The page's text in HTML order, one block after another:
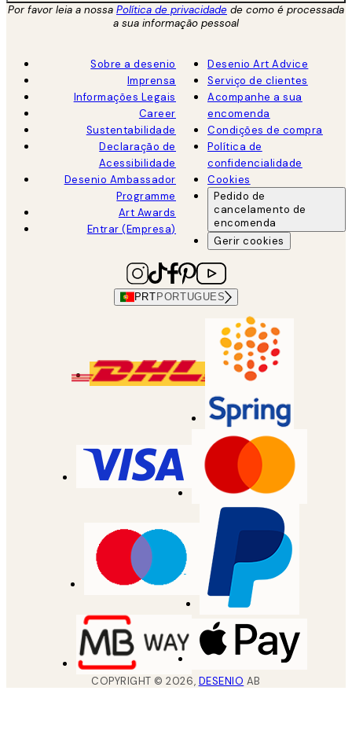
Por favor leia a nossa Política de privacidade de como é processada
a sua informação pessoal
Sobre a desenio
Imprensa
Informações Legais
Career
Sustentabilidade
Declaração de
Acessibilidade
Desenio Ambassador
Programme
Art Awards
Entrar (Empresa)
Desenio Art Advice
Serviço de clientes
Acompanhe a sua
encomenda
Condições de compra
Política de
confidencialidade
Cookies
Pedido de
cancelamento de
encomenda
Gerir cookies
PRT PORTUGUES
COPYRIGHT ©2026, DESENIO AB